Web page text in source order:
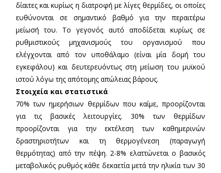
δίαιτες και κυρίως η διατροφή με λίγες θερμίδες, οι οποίες
ευθύνονται σε σημαντικό βαθμό για την περαιτέρω
μείωσή του. Το γεγονός αυτό αποδίδεται κυρίως σε
ρυθμιστικούς μηχανισμούς του οργανισμού που
ελέγχονται από τον υποθάλαμο (είναι μία δομή του
εγκεφάλου) και δευτερευόντως στη μείωση του μυϊκού
ιστού λόγω της απότομης απώλειας βάρους.
Στοιχεία και στατιστικά
70% των ημερήσιων θερμίδων που καίμε, προορίζονται
για τις βασικές λειτουργίες. 30% των θερμίδων
προορίζονται για την εκτέλεση των καθημερινών
δραστηριοτήτων και τη θερμογένεση (παραγωγή
θερμότητας) από την πέψη. 2-8% ελαττώνεται ο βασικός
μεταβολικός ρυθμός κάθε δεκαετία μετά την ηλικία των 30